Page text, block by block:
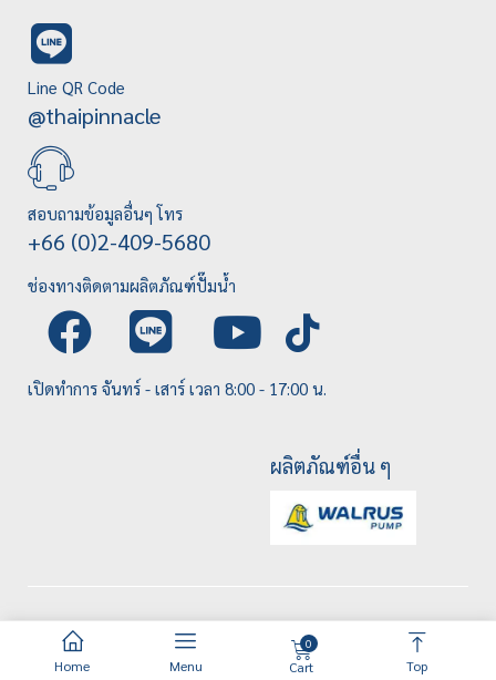
Line QR Code
@thaipinnacle
สอบถามข้อมูลอื่นๆ โทร
+66 (0)2-409-5680
ช่องทางติดตามผลิตภัณฑ์ปั๊มน้ำ
เปิดทำการ จันทร์ - เสาร์ เวลา 8:00 - 17:00 น.
ผลิตภัณฑ์อื่น ๆ
Home Menu
0
Cart Top